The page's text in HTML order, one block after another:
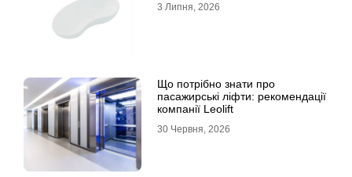
3 Липня, 2026
Що потрібно знати про
пасажирські ліфти: рекомендації
компанії Leolift
30 Червня, 2026